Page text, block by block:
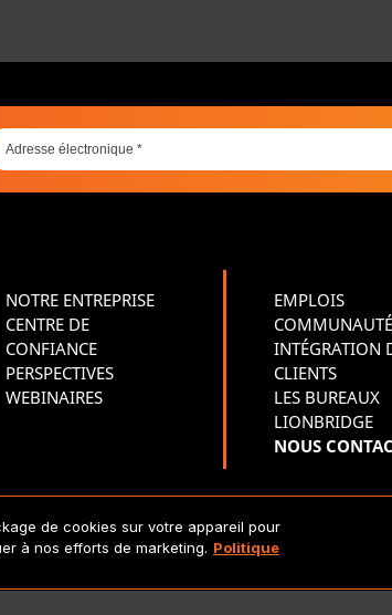
NOTRE ENTREPRISE
CENTRE DE
CONFIANCE
PERSPECTIVES
WEBINAIRES
EMPLOIS
COMMUNAUTÉ
INTÉGRATION
CLIENTS
LES BUREAUX
LIONBRIDGE
NOUS
2026 Lionbridge Technologies, LLC. Tous
de cookies sur votre appareil pour
à nos efforts de marketing. Politique